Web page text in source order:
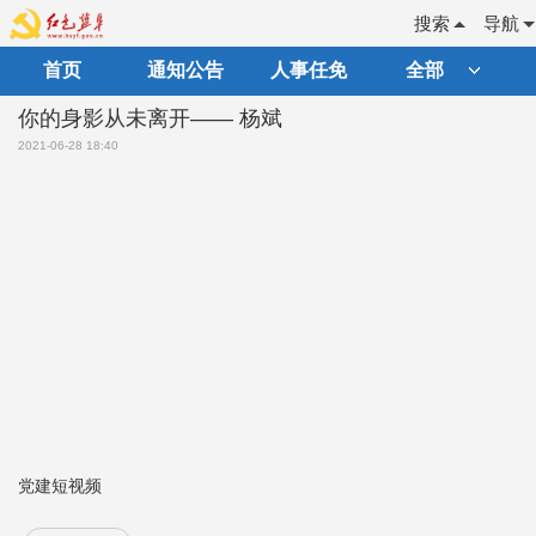
导航
搜索
首页 通知公告 人事任免 全部
你的身影从未离开—— 杨斌
2021-06-28 18:40
党建短视频